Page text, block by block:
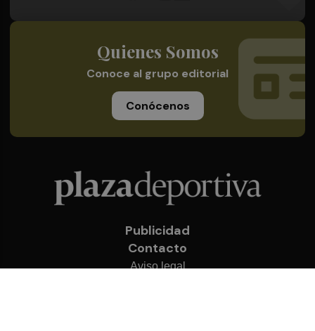
Quienes Somos
Conoce al grupo editorial
Conócenos
Publicidad
Contacto
Aviso legal